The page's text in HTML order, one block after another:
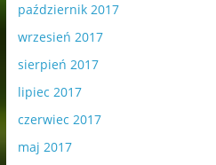
październik 2017
wrzesień 2017
sierpień 2017
lipiec 2017
czerwiec 2017
maj 2017